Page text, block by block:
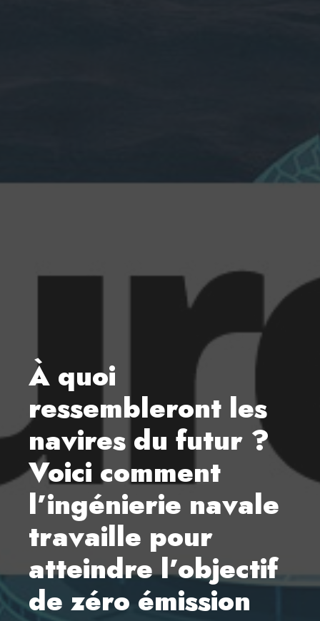
À quoi
ressembleront les
navires du futur ?
Voici comment
l’ingénierie navale
travaille pour
atteindre l’objectif
de zéro émission